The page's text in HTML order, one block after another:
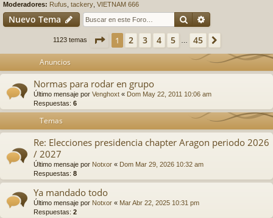
pi
s
Moderadores: Rufus tackery VIETNAM 666
Nuevo Tema Buscar
1123 temas Página de 45
1 2 3 4 5 45
Anuncios
Normas para rodar en grupo
Último mensaje por Venghoxt « Dom May 22, 2011 10:06 am
Respuestas: 6
Temas
Re: Elecciones presidencia chapter Aragon periodo 2026
/ 2027
Último mensaje por Notxor « Dom Mar 29, 2026 10:32 am
Respuestas: 8
Ya mandado todo
Último mensaje por Notxor « Mar Abr 22, 2025 10:31 pm
Respuestas: 2